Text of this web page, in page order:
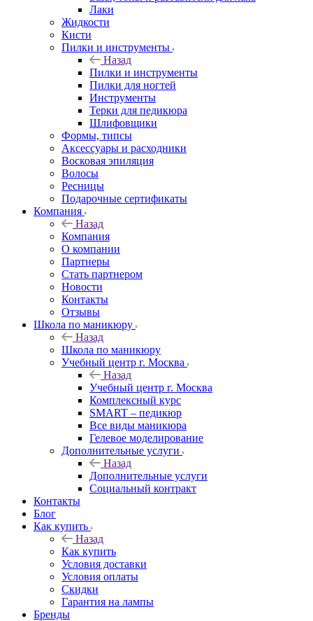
Лаки
Жидкости
Кисти
Пилки и инструменты
Назад
Пилки и инструменты
Пилки для ногтей
Инструменты
Терки для педикюра
Шлифовщики
Формы, типсы
Аксессуары и расходники
Восковая эпиляция
Волосы
Ресницы
Подарочные сертификаты
Компания
Назад
Компания
О компании
Партнеры
Стать партнером
Новости
Контакты
Отзывы
Школа по маникюру
Назад
Школа по маникюру
Учебный центр г. Москва
Назад
Учебный центр г. Москва
Комплексный курс
SMART – педикюр
Все виды маникюра
Гелевое моделирование
Дополнительные услуги
Назад
Дополнительные услуги
Социальный контракт
Контакты
Блог
Как купить
Назад
Как купить
Условия доставки
Условия оплаты
Скидки
Гарантия на лампы
Бренды